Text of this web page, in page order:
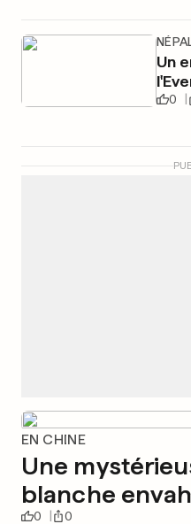
Un
0
EN CHINE
Une
blanche
0 0